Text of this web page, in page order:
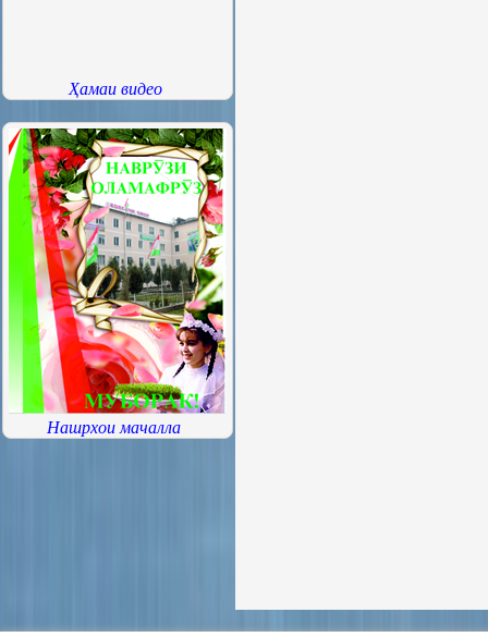
Ҳамаи видео
Нашрхои мачалла